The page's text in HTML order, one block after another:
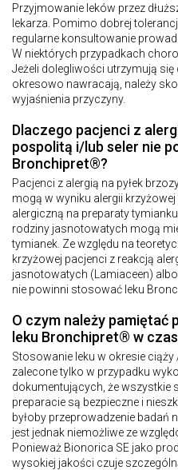
Przyjmowanie leków przez
lekarza. Pomimo dobrej
regularne konsultowanie
W niektórych przypadkach
Jeżeli dolegliwości utrzymują się
okresowo nawracają, należy
wyjaśnienia przyczyny.
Dlaczego pacjenci z
pospolitą i/lub seler nie
Bronchipret®?
Pacjenci z alergią na pyłek
mogą w wyniku alergii
alergiczną na preparaty
rodziny jasnotowatych mogą
tymianek. Ze względu na
krzyżowej pacjenci z reakcją
jasnotowatych (Lamiaceen)
nie powinni stosować leku
O czym należy pamiętać
leku Bronchipret® w
Stosowanie leku w okresie
zalecone tylko w przypadku
dokumentujących, że wszystkie
preparacie są bezpieczne i
byłoby przeprowadzenie badań
jest jednak niemożliwe ze
Ponieważ Bionorica SE jako
wysokiej jakości czuje